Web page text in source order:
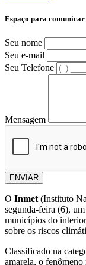
Espaço para comunicar
Seu nome
Seu e-mail
Seu Telefone
Mensagem
ENVIAR
O Inmet (Instituto
segunda-feira (6),
municípios do
sobre os riscos
Classificado na
amarela, o